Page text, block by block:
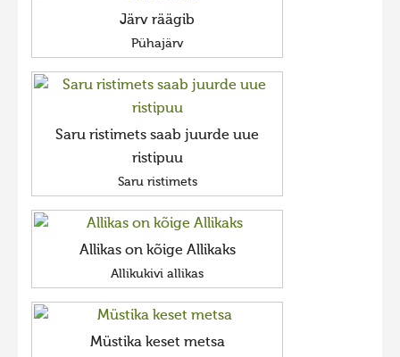
Järv räägib
Pühajärv
Saru ristimets saab juurde uue
ristipuu
Saru ristimets
Allikas on kõige Allikaks
Allikukivi allikas
Müstika keset metsa